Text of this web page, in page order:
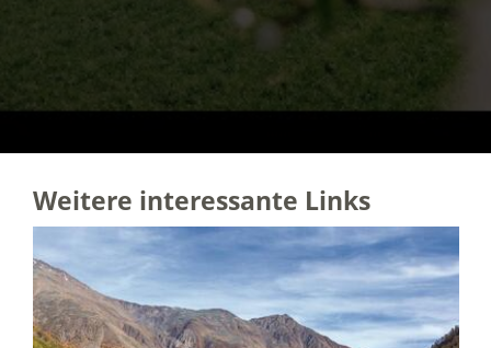
Weitere interessante Links